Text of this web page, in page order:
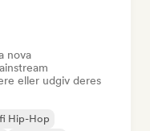
nova
eller udgiv deres
Hip-Hop